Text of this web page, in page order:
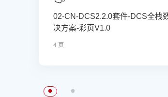
02-CN-DCS2.2.0套件-DCS全栈
决方案-彩页V1.0
4 页